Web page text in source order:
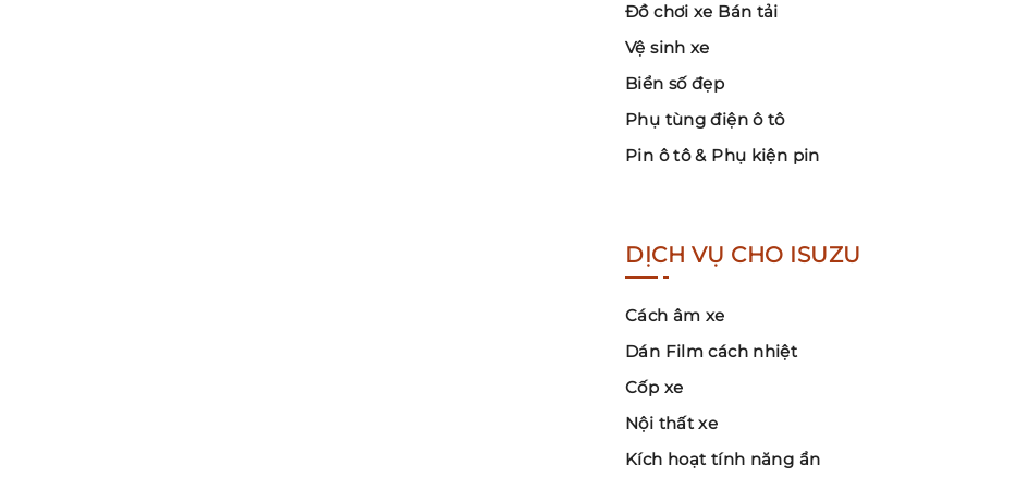
Đồ chơi xe Bán tải
Vệ sinh xe
Biển số đẹp
Phụ tùng điện ô tô
Pin ô tô & Phụ kiện pin
DỊCH VỤ CHO ISUZU
Cách âm xe
Dán Film cách nhiệt
Cốp xe
Nội thất xe
Kích hoạt tính năng ẩn